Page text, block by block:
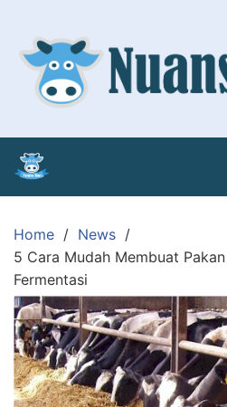
content
Home
News
5 Cara Mudah Membuat
Fermentasi